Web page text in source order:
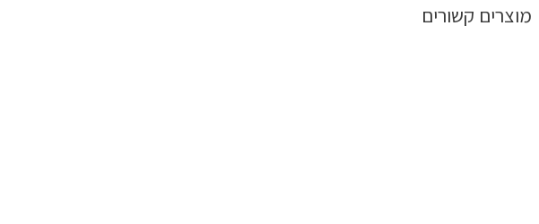
מוצרים קשורים